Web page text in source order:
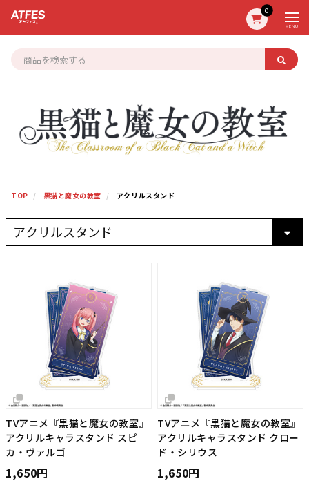
0
MENU
TOP 黒猫と魔女の教室 アクリルスタンド
TVアニメ『黒猫と魔女の教室』
アクリルキャラスタンド スピ
カ・ヴァルゴ
1,650円
TVアニメ『黒猫と魔女の教室』
アクリルキャラスタンド クロー
ド・シリウス
1,650円